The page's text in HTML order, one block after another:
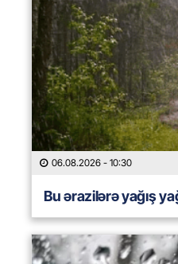
06.08.2026 - 10:30
Bu ərazilərə yağış